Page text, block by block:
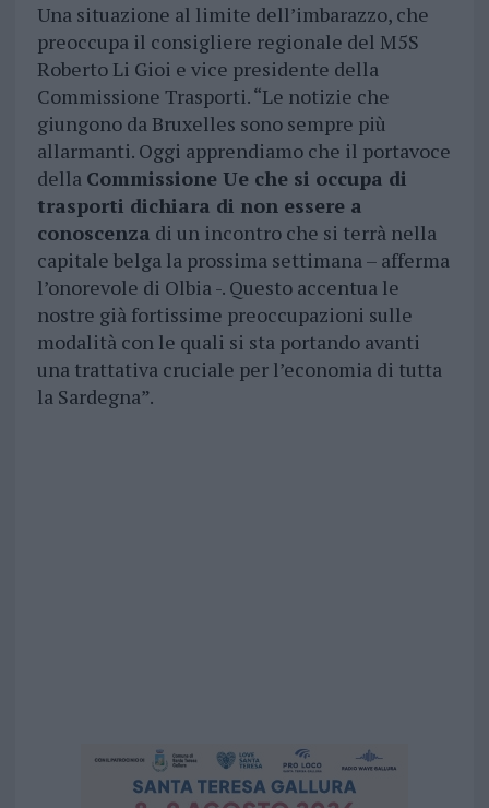
Una situazione al limite dell’imbarazzo, che
preoccupa il consigliere regionale del M5S
Roberto Li Gioi e vice presidente della
Commissione Trasporti. “Le notizie che
giungono da Bruxelles sono sempre più
allarmanti. Oggi apprendiamo che il portavoce
della Commissione Ue che si occupa di
trasporti dichiara di non essere a
conoscenza di un incontro che si terrà nella
capitale belga la prossima settimana – afferma
l’onorevole di Olbia -. Questo accentua le
nostre già fortissime preoccupazioni sulle
modalità con le quali si sta portando avanti
una trattativa cruciale per l’economia di tutta
la Sardegna”.